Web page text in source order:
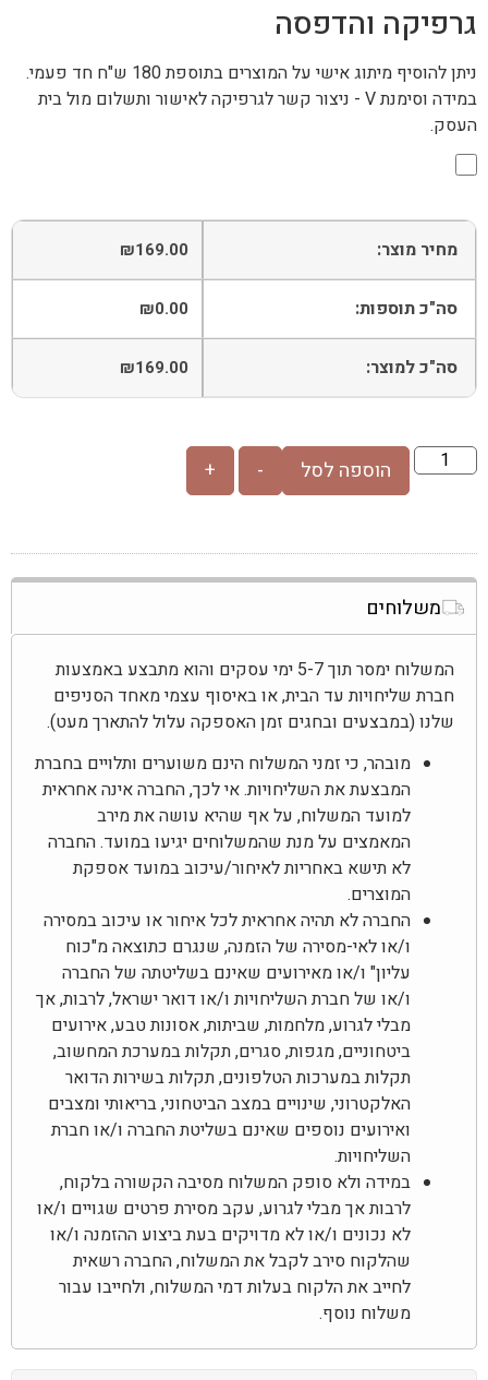
גרפיקה והדפסה
ניתן להוסיף מיתוג אישי על המוצרים בתוספת 180 ש"ח חד פעמי.
במידה וסימנת V - ניצור קשר לגרפיקה לאישור ותשלום מול בית
העסק.
מחיר מוצר: ₪169.00
סה"כ תוספות: ₪0.00
סה"כ למוצר: ₪169.00
-
+ הוספה לסל
משלוחים
המשלוח ימסר תוך 5-7 ימי עסקים והוא מתבצע באמצעות
חברת שליחויות עד הבית, או באיסוף עצמי מאחד הסניפים
שלנו (במבצעים ובחגים זמן האספקה עלול להתארך מעט).
מובהר, כי זמני המשלוח הינם משוערים ותלויים בחברת
המבצעת את השליחויות. אי לכך, החברה אינה אחראית
למועד המשלוח, על אף שהיא עושה את מירב
המאמצים על מנת שהמשלוחים יגיעו במועד. החברה
לא תישא באחריות לאיחור/עיכוב במועד אספקת
המוצרים.
החברה לא תהיה אחראית לכל איחור או עיכוב במסירה
ו/או לאי-מסירה של הזמנה, שנגרם כתוצאה מ"כוח
עליון" ו/או מאירועים שאינם בשליטתה של החברה
ו/או של חברת השליחויות ו/או דואר ישראל, לרבות, אך
מבלי לגרוע, מלחמות, שביתות, אסונות טבע, אירועים
ביטחוניים, מגפות, סגרים, תקלות במערכת המחשוב,
תקלות במערכות הטלפונים, תקלות בשירות הדואר
האלקטרוני, שינויים במצב הביטחוני, בריאותי ומצבים
ואירועים נוספים שאינם בשליטת החברה ו/או חברת
השליחויות.
במידה ולא סופק המשלוח מסיבה הקשורה בלקוח,
לרבות אך מבלי לגרוע, עקב מסירת פרטים שגויים ו/או
לא נכונים ו/או לא מדויקים בעת ביצוע ההזמנה ו/או
שהלקוח סירב לקבל את המשלוח, החברה רשאית
לחייב את הלקוח בעלות דמי המשלוח, ולחייבו עבור
משלוח נוסף.